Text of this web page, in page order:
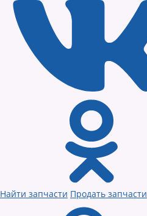
Найти запчасти Продать запчасти